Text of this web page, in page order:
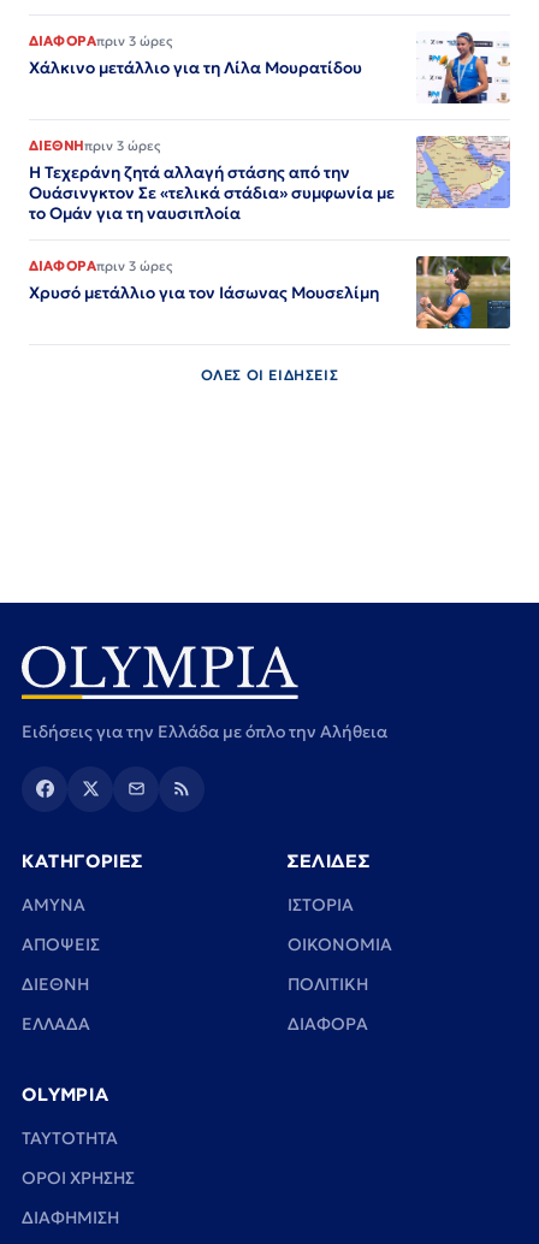
ΔΙΑΦΟΡΑπριν 3 ώρες
Χάλκινο μετάλλιο για τη Λίλα Μουρατίδου
ΔΙΕΘΝΗπριν 3 ώρες
Η Τεχεράνη ζητά αλλαγή στάσης από την
Ουάσινγκτον Σε «τελικά στάδια» συμφωνία με
το Ομάν για τη ναυσιπλοία
ΔΙΑΦΟΡΑπριν 3 ώρες
Χρυσό μετάλλιο για τον Iάσωνας Μουσελίμη
ΟΛΕΣ ΟΙ ΕΙΔΗΣΕΙΣ
Ειδήσεις για την Ελλάδα με όπλο την Αλήθεια
ΚΑΤΗΓΟΡΙΕΣ
ΑΜΥΝΑ
ΑΠΟΨΕΙΣ
ΔΙΕΘΝΗ
ΕΛΛΑΔΑ
ΣΕΛΙΔΕΣ
ΙΣΤΟΡΙΑ
ΟΙΚΟΝΟΜΙΑ
ΠΟΛΙΤΙΚΗ
ΔΙΑΦΟΡΑ
OLYMPIA
TAYTOTHTA
ΟΡΟΙ ΧΡΗΣΗΣ
ΔΙΑΦΗΜΙΣΗ